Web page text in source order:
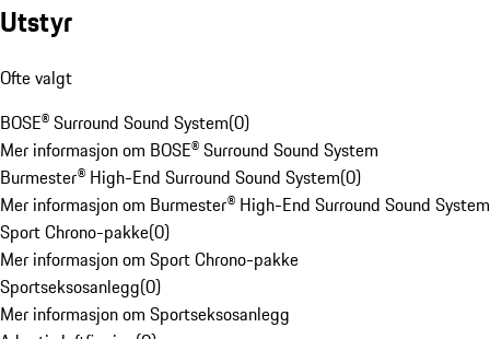
Utstyr
Ofte valgt
BOSE® Surround Sound System(0)
Mer informasjon om BOSE® Surround Sound System
Burmester® High-End Surround Sound System(0)
Mer informasjon om Burmester® High-End Surround Sound System
Sport Chrono-pakke(0)
Mer informasjon om Sport Chrono-pakke
Sportseksosanlegg(0)
Mer informasjon om Sportseksosanlegg